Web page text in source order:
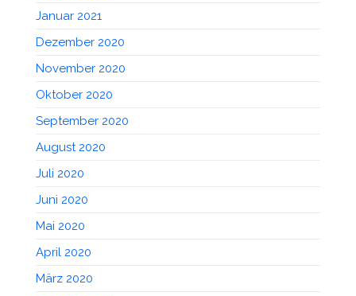
Januar 2021
Dezember 2020
November 2020
Oktober 2020
September 2020
August 2020
Juli 2020
Juni 2020
Mai 2020
April 2020
März 2020